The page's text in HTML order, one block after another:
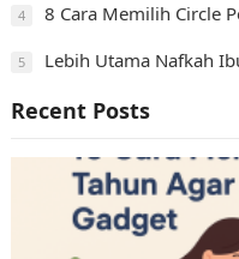
4 8 Cara Memilih Circle
5 Lebih Utama Nafkah
Recent Posts